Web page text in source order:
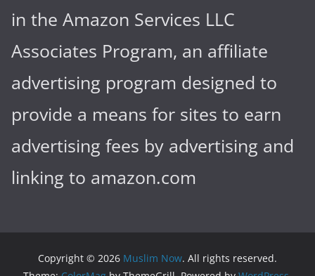
in the Amazon Services LLC
Associates Program, an affiliate
advertising program designed to
provide a means for sites to earn
advertising fees by advertising and
linking to amazon.com
Copyright © 2026 Muslim Now. All rights reserved.